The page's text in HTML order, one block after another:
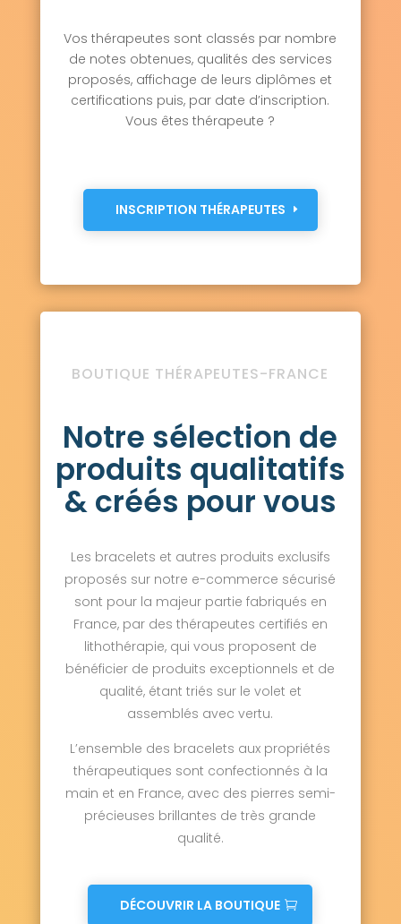
Vos thérapeutes sont classés par nombre
de notes obtenues, qualités des services
proposés, affichage de leurs diplômes et
certifications puis, par date d’inscription.
Vous êtes thérapeute ?
INSCRIPTION THÉRAPEUTES
BOUTIQUE THÉRAPEUTES-FRANCE
Notre sélection de
produits qualitatifs
& créés pour vous
Les bracelets et autres produits exclusifs
proposés sur notre e-commerce sécurisé
sont pour la majeur partie fabriqués en
France, par des thérapeutes certifiés en
lithothérapie, qui vous proposent de
bénéficier de produits exceptionnels et de
qualité, étant triés sur le volet et
assemblés avec vertu.
L’ensemble des bracelets aux propriétés
thérapeutiques sont confectionnés à la
main et en France, avec des pierres semi-
précieuses brillantes de très grande
qualité.
DÉCOUVRIR LA BOUTIQUE